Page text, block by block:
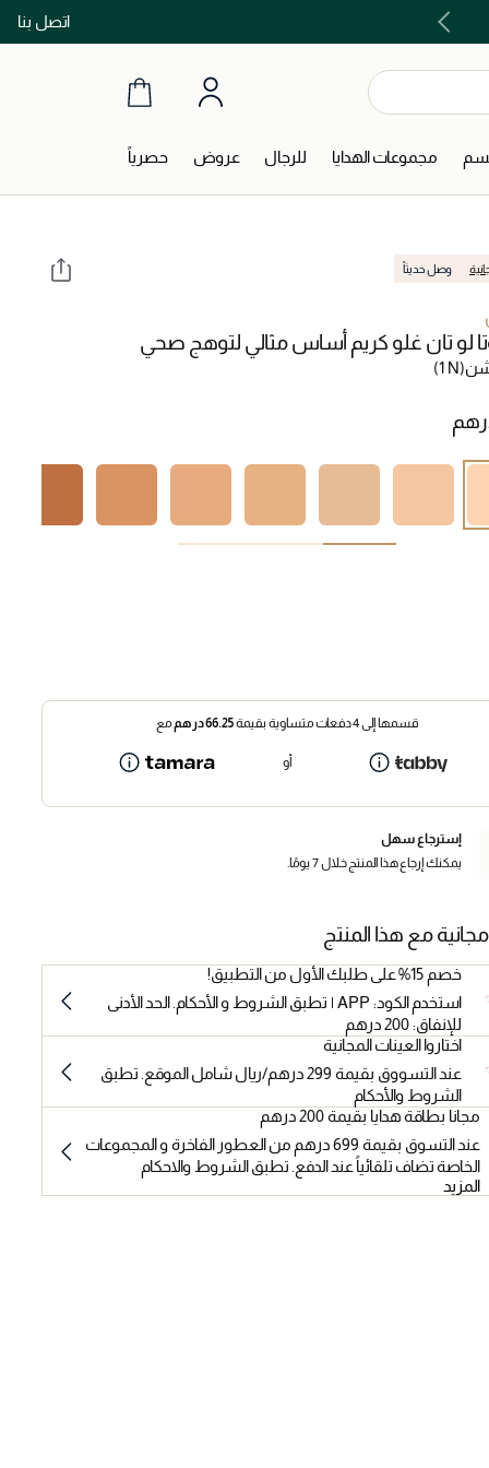
اتصل بنااشتري الآن و ادفع لاحقاً مع تابي و تمارا!
مجموعات الهدايا للرجال عروض حصرياً
وصل حديثاً
لو تان غلو كريم أساس مثالي لتوهج صحي
(1 N)
قسمها إلى 4 دفعات متساوية بقيمة 66.25درهممع
أو
إسترجاع سهل
يمكنك إرجاع هذا المنتج خلال 7 يومًا.
مع هذا المنتج
خصم 15% على طلبك الأول من التطبيق!
استخدم الكود: APP | تطبق الشروط و الأحكام. الحد الأدنى
للإنفاق: 200 درهم
اختاروا العينات المجانية
عند التسووق بقيمة 299 درهم/ريال شامل الموقع. تطبق
الشروط والأحكام
مجانا بطاقة هدايا بقيمة 200 درهم
عند التسوق بقيمة 699 درهم من العطور الفاخرة و المجموعات
الخاصة تضاف تلقائياً عند الدفع. تطبق الشروط والاحكام
المزيد